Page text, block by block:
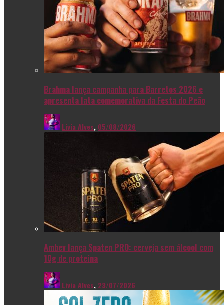
Brahma lança campanha para Barretos 2026 e
apresenta lata comemorativa da Festa do Peão
Livia Alves, 05/08/2026
Ambev lança Spaten PRO: cerveja sem álcool com
10g de proteína
Livia Alves, 23/07/2026